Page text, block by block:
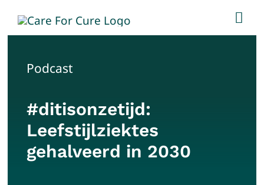
to
Diensten
Podcast
#ditisonzetijd:
Leefstijlziektes
gehalveerd in 2030